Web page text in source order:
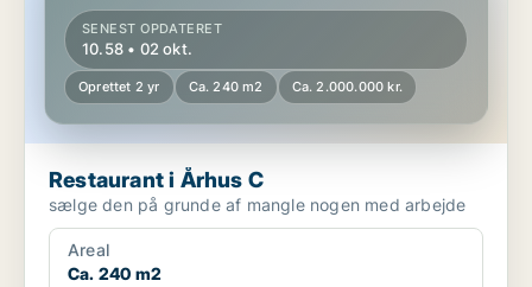
SENEST OPDATERET
10.58 • 02 okt.
Oprettet 2 yr Ca. 240 m2 Ca. 2.000.000 kr.
Restaurant i Århus C
sælge den på grunde af mangle nogen med arbejde
Areal
Ca. 240 m2